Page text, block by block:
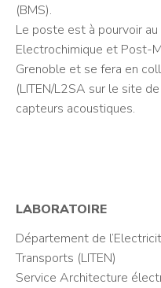
(BMS).
Le poste est à pourvoir
Electrochimique et Post-
Grenoble et se fera en
(LITEN/L2SA sur le site
capteurs acoustiques.
LABORATOIRE
Département de
Transports (LITEN)
Service Architecture